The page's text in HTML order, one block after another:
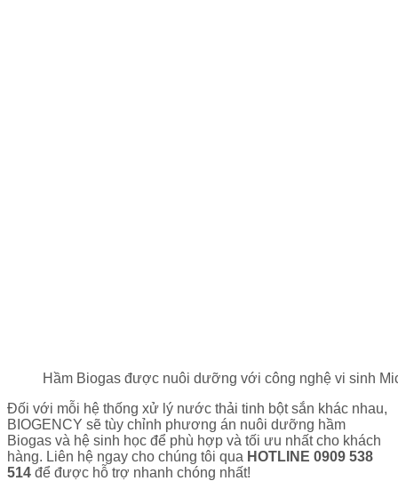
Hầm Biogas được nuôi dưỡng với công nghệ vi sinh
Đối với mỗi hệ thống xử lý nước thải tinh bột sắn khác nhau,
BIOGENCY sẽ tùy chỉnh phương án nuôi dưỡng hầm
Biogas và hệ sinh học để phù hợp và tối ưu nhất cho khách
hàng. Liên hệ ngay cho chúng tôi qua HOTLINE 0909 538
514 để được hỗ trợ nhanh chóng nhất!